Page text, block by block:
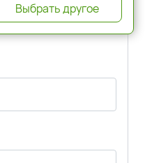
Выбрать другое